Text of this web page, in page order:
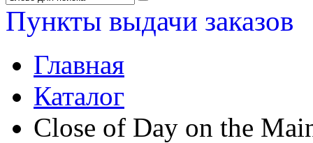
Пункты выдачи заказов
Главная
Каталог
Close of Day on the